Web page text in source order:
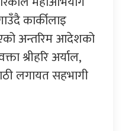
कार्कीलाइ
अन्तरिम आदेशको
श्रीहरि अर्याल,
लगायत सहभागी